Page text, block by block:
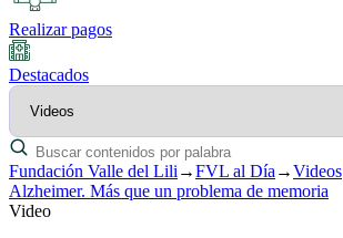
Realizar pagos
Destacados
Fundación Valle del Lili →FVL al Día →Videos
Alzheimer. Más que un problema de memoria
Video